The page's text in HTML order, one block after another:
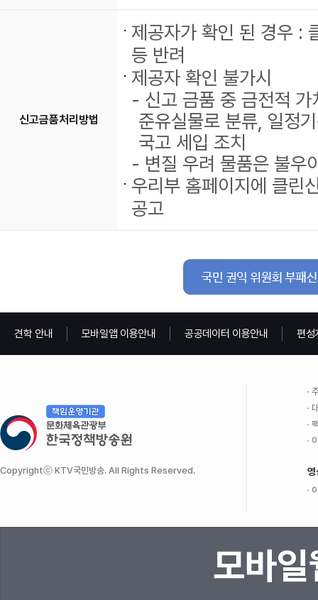
신고금품처리방법
제공자가 확인 된 경우 :
등 반려
제공자 확인 불가시
- 신고 금품 중 금전적
준유실물로 분류, 일정
국고 세입 조치
- 변질 우려 물품은 불우
우리부 홈페이지에 클린
공고
견학 안내 모바일앱 이용안내 공공데이터 이용안내 편성
Copyrightⓒ KTV국민방송. All Rights Reserved. 영
모바